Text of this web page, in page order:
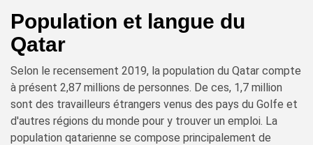
Population et langue du
Qatar
Selon le recensement 2019, la population du Qatar compte
à présent 2,87 millions de personnes. De ces, 1,7 million
sont des travailleurs étrangers venus des pays du Golfe et
d'autres régions du monde pour y trouver un emploi. La
population qatarienne se compose principalement de